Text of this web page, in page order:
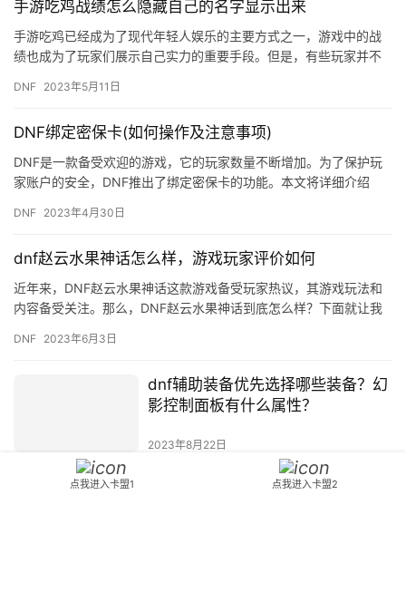
手游吃鸡战绩怎么隐藏自己的名字显示出来
手游吃鸡已经成为了现代年轻人娱乐的主要方式之一，游戏中的战
绩也成为了玩家们展示自己实力的重要手段。但是，有些玩家并不
名字显…
DNF 2023年5月11日
DNF绑定密保卡(如何操作及注意事项)
DNF是一款备受欢迎的游戏，它的玩家数量不断增加。为了保护玩
家账户的安全，DNF推出了绑定密保卡的功能。本文将详细介绍
DNF 2023年4月30日
dnf赵云水果神话怎么样，游戏玩家评价如何
近年来，DNF赵云水果神话这款游戏备受玩家热议，其游戏玩法和
内容备受关注。那么，DNF赵云水果神话到底怎么样？下面就让我
DNF 2023年6月3日
dnf辅助装备优先选择哪些装备？幻
影控制面板有什么属性？
2023年8月22日
绝地求生怎么调出来帧数显示，让你的游戏更流畅！
点我进入卡盟1 点我进入卡盟2